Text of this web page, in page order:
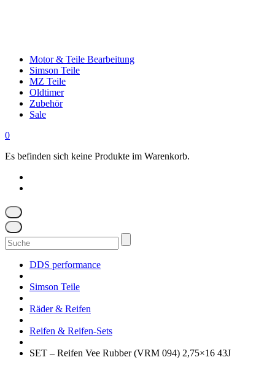
Motor & Teile Bearbeitung
Simson Teile
MZ Teile
Oldtimer
Zubehör
Sale
0
Es befinden sich keine Produkte im Warenkorb.
Suchen
nach:
DDS performance
Simson Teile
Räder & Reifen
Reifen & Reifen-Sets
SET – Reifen Vee Rubber (VRM 094) 2,75×16 43J